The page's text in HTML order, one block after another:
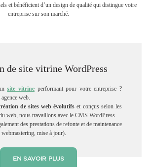
et bénéficient d’un design de qualité qui distingue votre
entreprise sur son marché.
de site vitrine WordPress
site vitrine performant pour votre entreprise ?
web.
de sites web évolutifs et conçus selon les
web, nous travaillons avec le CMS WordPress.
des prestations de refonte et de maintenance
mise à jour).
EN SAVOIR PLUS